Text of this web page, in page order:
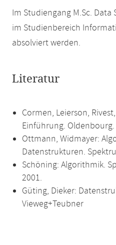
Im Studiengang M.Sc.
im Studienbereich
absolviert werden.
Literatur
Cormen, Leierson,
Einführung. Oldenbourg.
Ottmann, Widmayer:
Datenstrukturen.
Schöning: Algorithmik.
2001.
Güting, Dieker:
Vieweg+Teubner